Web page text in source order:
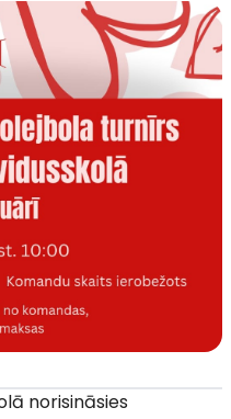
norisināsies